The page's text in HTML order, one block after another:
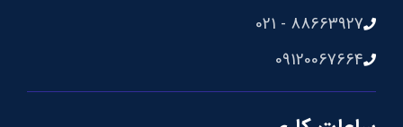
88663927 - 021
09120067664